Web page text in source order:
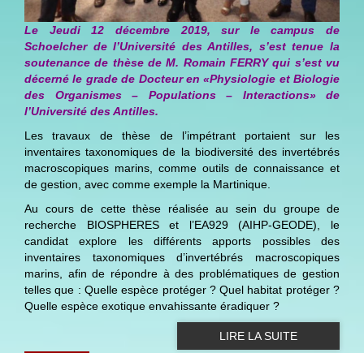
Le Jeudi 12 décembre 2019, sur le campus de
Schoelcher de l’Université des Antilles, s’est tenue la
soutenance de thèse de M. Romain FERRY qui s’est vu
décerné le grade de Docteur en «Physiologie et Biologie
des Organismes – Populations – Interactions» de
l’Université des Antilles.
Les travaux de thèse de l’impétrant portaient sur les
inventaires taxonomiques de la biodiversité des invertébrés
macroscopiques marins, comme outils de connaissance et
de gestion, avec comme exemple la Martinique.
Au cours de cette thèse réalisée au sein du groupe de
recherche BIOSPHERES et l’EA929 (AIHP-GEODE), le
candidat explore les différents apports possibles des
inventaires taxonomiques d’invertébrés macroscopiques
marins, afin de répondre à des problématiques de gestion
telles que : Quelle espèce protéger ? Quel habitat protéger ?
Quelle espèce exotique envahissante éradiquer ?
LIRE LA SUITE